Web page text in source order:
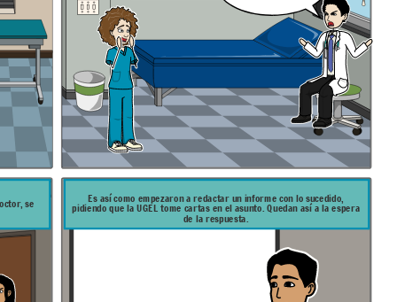
se Es así como empezaron a redactar un informe con lo sucedido,
pidiendo que la UGEL tome cartas en el asunto. Quedan así a la espera
de la respuesta.